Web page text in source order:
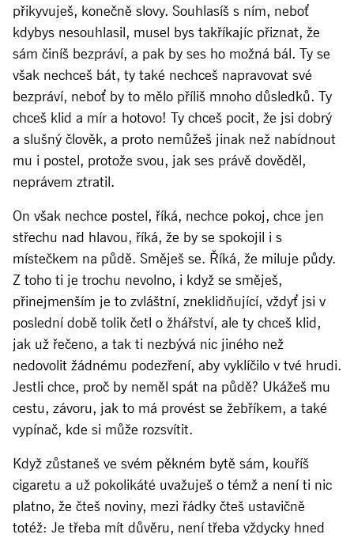
přikyvuješ, konečně slovy. Souhlasíš s ním, neboť
kdybys nesouhlasil, musel bys takříkajíc přiznat, že
sám činíš bezpráví, a pak by ses ho možná bál. Ty se
však nechceš bát, ty také nechceš napravovat své
bezpráví, neboť by to mělo příliš mnoho důsledků. Ty
chceš klid a mír a hotovo! Ty chceš pocit, že jsi dobrý
a slušný člověk, a proto nemůžeš jinak než nabídnout
mu i postel, protože svou, jak ses právě dověděl,
neprávem ztratil.
On však nechce postel, říká, nechce pokoj, chce jen
střechu nad hlavou, říká, že by se spokojil i s
místečkem na půdě. Směješ se. Říká, že miluje půdy.
Z toho ti je trochu nevolno, i když se směješ,
přinejmenším je to zvláštní, zneklidňující, vždyť jsi v
poslední době tolik četl o žhářství, ale ty chceš klid,
jak už řečeno, a tak ti nezbývá nic jiného než
nedovolit žádnému podezření, aby vyklíčilo v tvé hrudi.
Jestli chce, proč by neměl spát na půdě? Ukážeš mu
cestu, závoru, jak to má provést se žebříkem, a také
vypínač, kde si může rozsvítit.
Když zůstaneš ve svém pěkném bytě sám, kouříš
cigaretu a už pokolikáté uvažuješ o témž a není ti nic
platno, že čteš noviny, mezi řádky čteš ustavičně
totéž: Je třeba mít důvěru, není třeba vždycky hned